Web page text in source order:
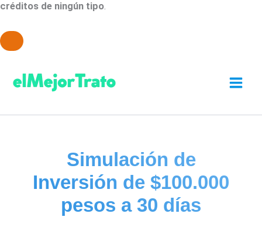
créditos de ningún tipo.
contenido
Simulación de
Inversión de $100.000
pesos a 30 días